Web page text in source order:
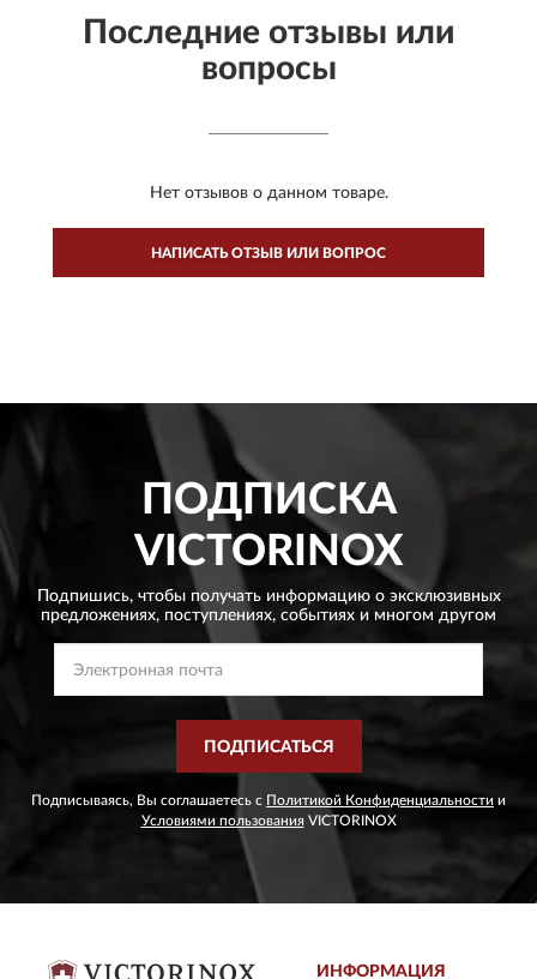
Последние отзывы или
вопросы
Нет отзывов о данном товаре.
НАПИСАТЬ ОТЗЫВ ИЛИ ВОПРОС
ПОДПИСКА
VICTORINOX
Подпишись, чтобы получать информацию о эксклюзивных
предложениях, поступлениях, событиях и многом другом
ПОДПИСАТЬСЯ
Подписываясь, Вы соглашаетесь с Политикой Конфиденциальности и
Условиями пользованияVICTORINOX
ИНФОРМАЦИЯ